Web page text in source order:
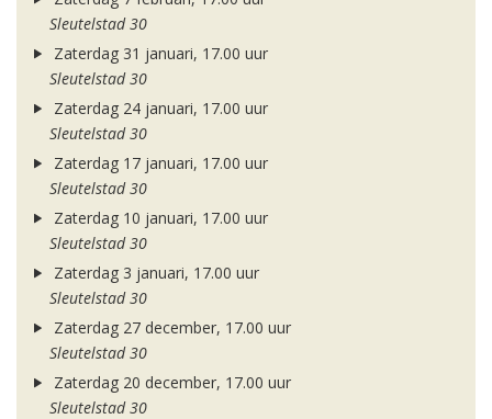
Sleutelstad 30
Zaterdag 31 januari, 17.00 uur
Sleutelstad 30
Zaterdag 24 januari, 17.00 uur
Sleutelstad 30
Zaterdag 17 januari, 17.00 uur
Sleutelstad 30
Zaterdag 10 januari, 17.00 uur
Sleutelstad 30
Zaterdag 3 januari, 17.00 uur
Sleutelstad 30
Zaterdag 27 december, 17.00 uur
Sleutelstad 30
Zaterdag 20 december, 17.00 uur
Sleutelstad 30